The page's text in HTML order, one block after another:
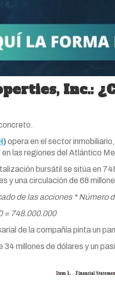
Inc.:
)opera en el sector
las regiones del Atlántico
bursátil se sitúa en
y una circulación de 68
de las acciones * Número
= 748.000.000
de la compañía pinta un
millones de dólares y un